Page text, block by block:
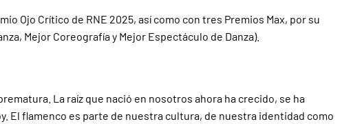
Ojo Crítico de RNE 2025, así como con tres Premios Max, por su
Mejor Coreografía y Mejor Espectáculo de Danza).
La raíz que nació en nosotros ahora ha crecido, se ha
El flamenco es parte de nuestra cultura, de nuestra identidad como